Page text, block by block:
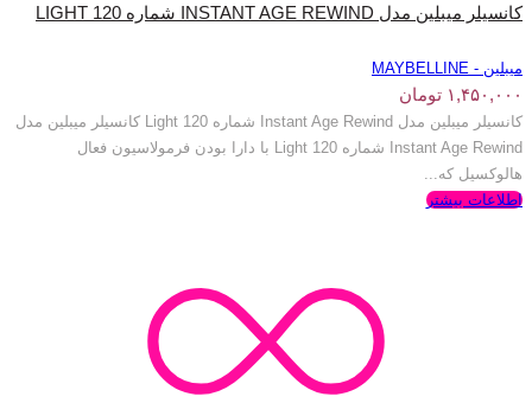
کانسیلر میبلین مدل INSTANT AGE REWIND شماره LIGHT 120
میبلین - MAYBELLINE
۱,۴۵۰,۰۰۰ تومان
کانسیلر میبلین مدل Instant Age Rewind شماره Light 120 کانسیلر میبلین مدل
Instant Age Rewind شماره Light 120 با دارا بودن فرمولاسیون فعال
هالوکسیل که...
اطلاعات بیشتر